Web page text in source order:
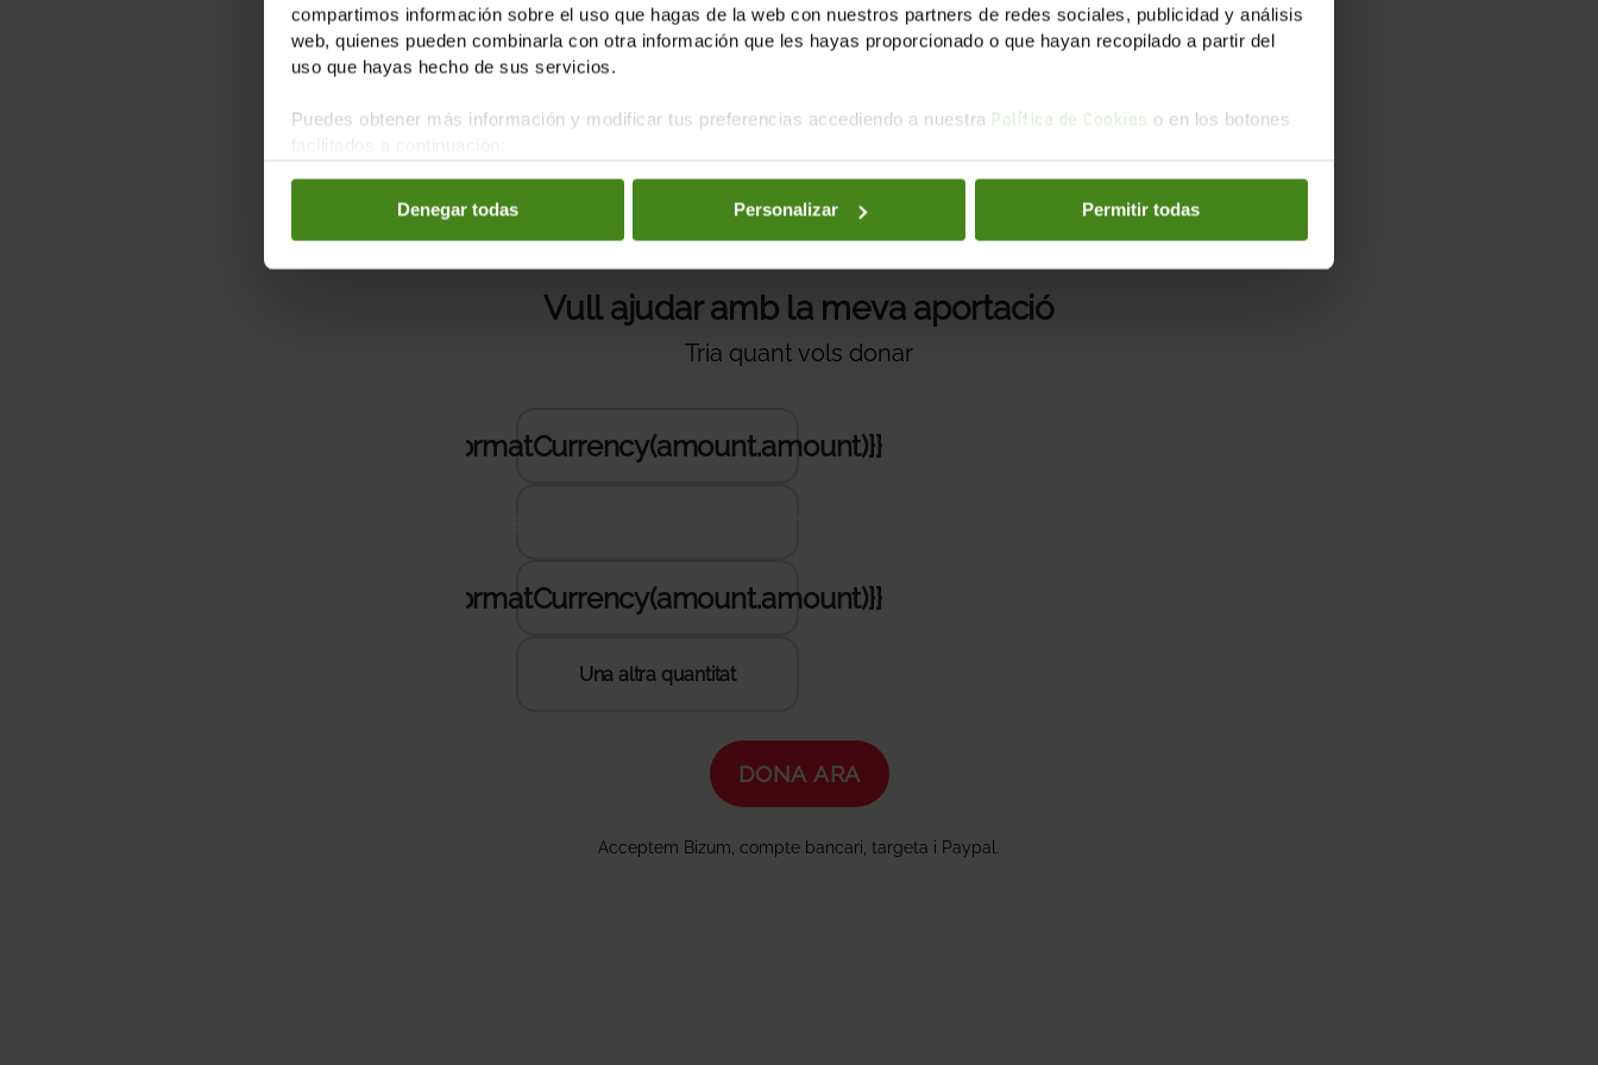
compartimos información sobre el uso que hagas de la web con nuestros partners de redes sociales, publicidad y análisis
web, quienes pueden combinarla con otra información que les hayas proporcionado o que hayan recopilado a partir del
uso que hayas hecho de sus servicios.
Puedes obtener más información y modificar tus preferencias accediendo a nuestra Política de Cookies o en los botones
Denegar todas Personalizar Permitir todas
Fes un donatiu al nostre fons d'ajuda humanitària